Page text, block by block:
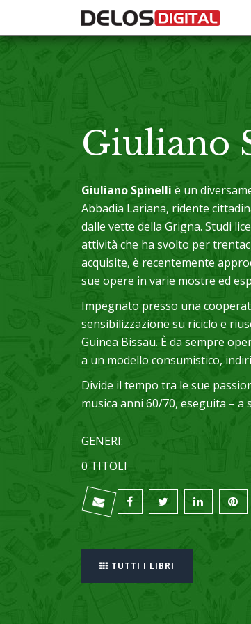
Giuliano
Giuliano Spinelli è un
Abbadia Lariana, ridente
dalle vette della Grigna. Studi
attività che ha svolto per
acquisite, è recentemente
sue opere in varie mostre ed
Impegnato presso una
sensibilizzazione su riciclo e
Guinea Bissau. È da sempre
a un modello consumistico,
Divide il tempo tra le sue
musica anni 60/70, eseguita –
GENERI:
0 TITOLI
TUTTI I LIBRI